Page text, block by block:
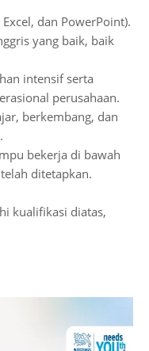
dan PowerPoint).
yang baik, baik
intensif serta
perusahaan.
berkembang, dan
bekerja di bawah
ditetapkan.
kualifikasi diatas,